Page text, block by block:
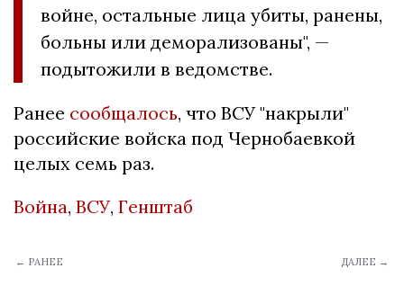
войне, остальные лица убиты, ранены,
больны или деморализованы", —
подытожили в ведомстве.
Ранее сообщалось, что ВСУ "накрыли"
российские войска под Чернобаевкой
целых семь раз.
Война, ВСУ, Генштаб
← РАНЕЕ ДАЛЕЕ →